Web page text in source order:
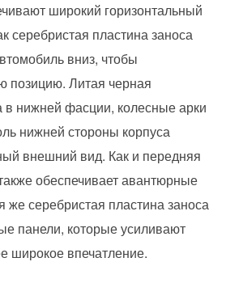
широкий горизонтальный
серебристая пластина заноса
вниз, чтобы
позицию. Литая черная
в нижней фасции, колесные арки
нижней стороны корпуса
внешний вид. Как и передняя
обеспечивает авантюрные
же серебристая пластина заноса
панели, которые усиливают
широкое впечатление.